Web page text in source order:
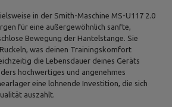
in der Smith-Maschine MS-U117 2.0
für eine außergewöhnlich sanfte,
Bewegung der Hantelstange. Sie
was deinen Trainingskomfort
die Lebensdauer deines Geräts
hochwertiges und angenehmes
eine lohnende Investition, die sich
auszahlt.